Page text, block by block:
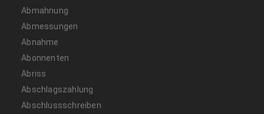
Abmahnung
Abmessungen
Abnahme
Abonnenten
Abriss
Abschlagszahlung
Abschlussschreiben